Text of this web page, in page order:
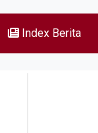
Index Berita